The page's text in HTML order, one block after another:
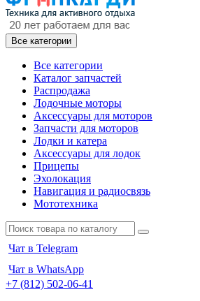
Все категории
Все категории
Каталог запчастей
Распродажа
Лодочные моторы
Аксессуары для моторов
Запчасти для моторов
Лодки и катера
Аксессуары для лодок
Прицепы
Эхолокация
Навигация и радиосвязь
Мототехника
Чат в Telegram
Чат в WhatsApp
+7 (812) 502-06-41